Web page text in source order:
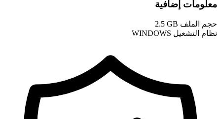
معلومات إضافية
حجم الملف 2.5 GB
نظام التشغيل WINDOWS